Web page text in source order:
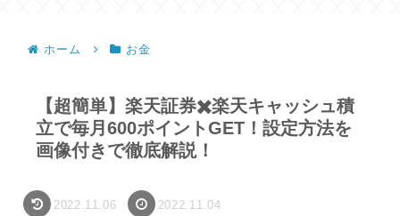
ホーム お金
【超簡単】楽天証券✖️楽天キャッシュ積
立で毎月600ポイントGET！設定方法を
画像付きで徹底解説！
2022.11.06 2022.11.04